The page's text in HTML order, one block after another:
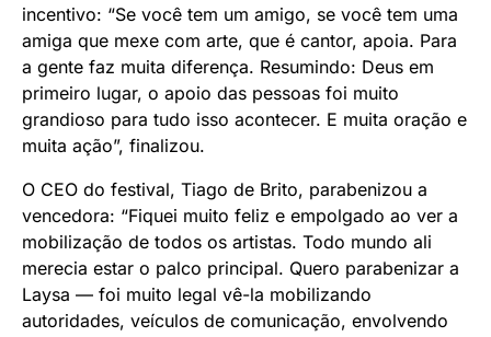
incentivo: “Se você tem um amigo, se você tem uma
amiga que mexe com arte, que é cantor, apoia. Para
a gente faz muita diferença. Resumindo: Deus em
primeiro lugar, o apoio das pessoas foi muito
grandioso para tudo isso acontecer. E muita oração e
muita ação”, finalizou.
O CEO do festival, Tiago de Brito, parabenizou a
vencedora: “Fiquei muito feliz e empolgado ao ver a
mobilização de todos os artistas. Todo mundo ali
merecia estar o palco principal. Quero parabenizar a
Laysa — foi muito legal vê-la mobilizando
autoridades, veículos de comunicação, envolvendo